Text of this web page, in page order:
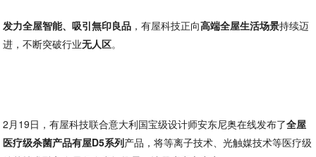
发力全屋智能、吸引無印良品 ，有屋科技正向高端全屋生活场景持续迈
进，不断突破行业无人区。
2月19日，有屋科技联合意大利国宝级设计师安东尼奥在线发布了全屋
医疗级杀菌产品有屋D5系列产品，将等离子技术、光触媒技术等医疗级